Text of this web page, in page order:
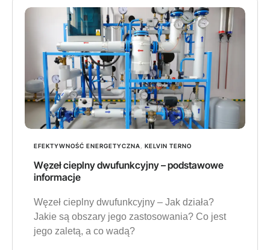
EFEKTYWNOŚĆ ENERGETYCZNA KELVIN TERNO
Węzeł cieplny dwufunkcyjny – podstawowe
informacje
Węzeł cieplny dwufunkcyjny – Jak działa?
Jakie są obszary jego zastosowania? Co jest
jego zaletą, a co wadą?